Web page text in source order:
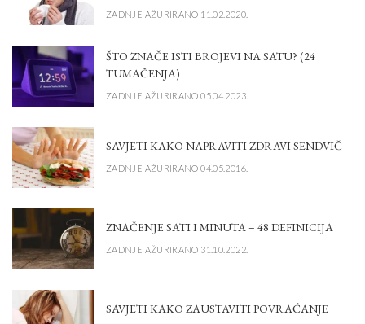
ZADNJE AŽURIRANO 11.02.2020.
ŠTO ZNAČE ISTI BROJEVI NA SATU? (24
TUMAČENJA)
ZADNJE AŽURIRANO 05.04.2023.
SAVJETI KAKO NAPRAVITI ZDRAVI SENDVIČ
ZADNJE AŽURIRANO 04.05.2016.
ZNAČENJE SATI I MINUTA – 48 DEFINICIJA
ZADNJE AŽURIRANO 31.10.2022.
SAVJETI KAKO ZAUSTAVITI POVRAĆANJE